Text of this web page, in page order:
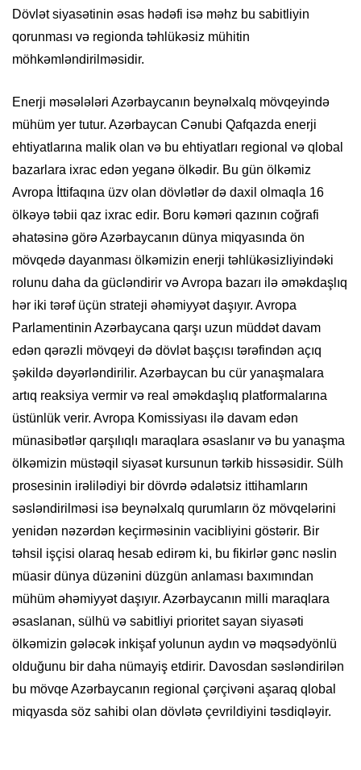
Dövlət siyasətinin əsas hədəfi isə məhz bu sabitliyin
qorunması və regionda təhlükəsiz mühitin
möhkəmləndirilməsidir.
Enerji məsələləri Azərbaycanın beynəlxalq mövqeyində
mühüm yer tutur. Azərbaycan Cənubi Qafqazda enerji
ehtiyatlarına malik olan və bu ehtiyatları regional və qlobal
bazarlara ixrac edən yeganə ölkədir. Bu gün ölkəmiz
Avropa İttifaqına üzv olan dövlətlər də daxil olmaqla 16
ölkəyə təbii qaz ixrac edir. Boru kəməri qazının coğrafi
əhatəsinə görə Azərbaycanın dünya miqyasında ön
mövqedə dayanması ölkəmizin enerji təhlükəsizliyindəki
rolunu daha da gücləndirir və Avropa bazarı ilə əməkdaşlıq
hər iki tərəf üçün strateji əhəmiyyət daşıyır. Avropa
Parlamentinin Azərbaycana qarşı uzun müddət davam
edən qərəzli mövqeyi də dövlət başçısı tərəfindən açıq
şəkildə dəyərləndirilir. Azərbaycan bu cür yanaşmalara
artıq reaksiya vermir və real əməkdaşlıq platformalarına
üstünlük verir. Avropa Komissiyası ilə davam edən
münasibətlər qarşılıqlı maraqlara əsaslanır və bu yanaşma
ölkəmizin müstəqil siyasət kursunun tərkib hissəsidir. Sülh
prosesinin irəlilədiyi bir dövrdə ədalətsiz ittihamların
səsləndirilməsi isə beynəlxalq qurumların öz mövqelərini
yenidən nəzərdən keçirməsinin vacibliyini göstərir. Bir
təhsil işçisi olaraq hesab edirəm ki, bu fikirlər gənc nəslin
müasir dünya düzənini düzgün anlaması baxımından
mühüm əhəmiyyət daşıyır. Azərbaycanın milli maraqlara
əsaslanan, sülhü və sabitliyi prioritet sayan siyasəti
ölkəmizin gələcək inkişaf yolunun aydın və məqsədyönlü
olduğunu bir daha nümayiş etdirir. Davosdan səsləndirilən
bu mövqe Azərbaycanın regional çərçivəni aşaraq qlobal
miqyasda söz sahibi olan dövlətə çevrildiyini təsdiqləyir.